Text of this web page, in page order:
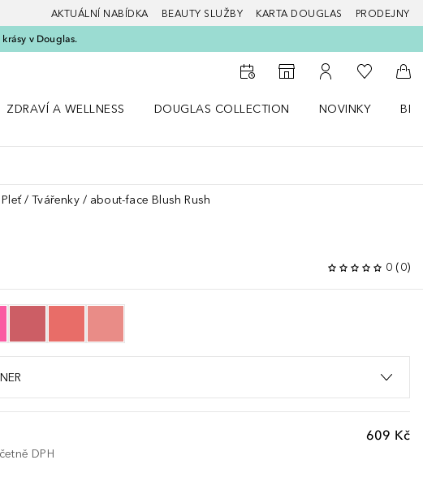
AKTUÁLNÍ NABÍDKA BEAUTY SLUŽBY KARTA DOUGLAS PRODEJNY
v Douglas.
K vyhledávači prodejen
K mému účtu
K mému
Do
ZDRAVÍ A WELLNESS
DOUGLAS COLLECTION
NOVINKY
Pleť Tvářenky about-face Blush Rush
0 (0)
609 Kč
DPH